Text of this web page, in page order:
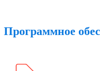
Программное